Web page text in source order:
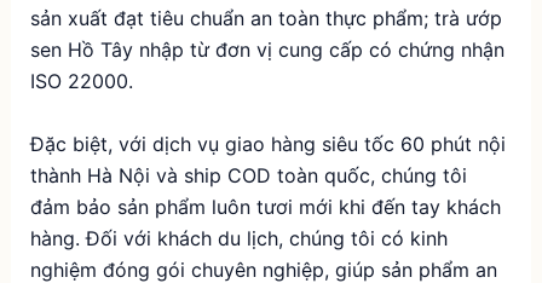
sản xuất đạt tiêu chuẩn an toàn thực phẩm; trà ướp
sen Hồ Tây nhập từ đơn vị cung cấp có chứng nhận
ISO 22000.
Đặc biệt, với dịch vụ giao hàng siêu tốc 60 phút nội
thành Hà Nội và ship COD toàn quốc, chúng tôi
đảm bảo sản phẩm luôn tươi mới khi đến tay khách
hàng. Đối với khách du lịch, chúng tôi có kinh
nghiệm đóng gói chuyên nghiệp, giúp sản phẩm an